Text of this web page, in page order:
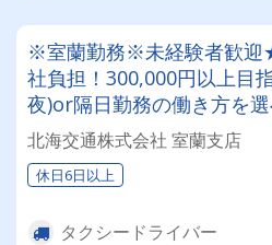
※室蘭勤務※未経験者歓迎
社負担！300,000円以上目
夜)or隔日勤務の働き方を
と評判のタクシー会社
北海交通株式会社 室蘭支店
休日6日以上
タクシードライバー